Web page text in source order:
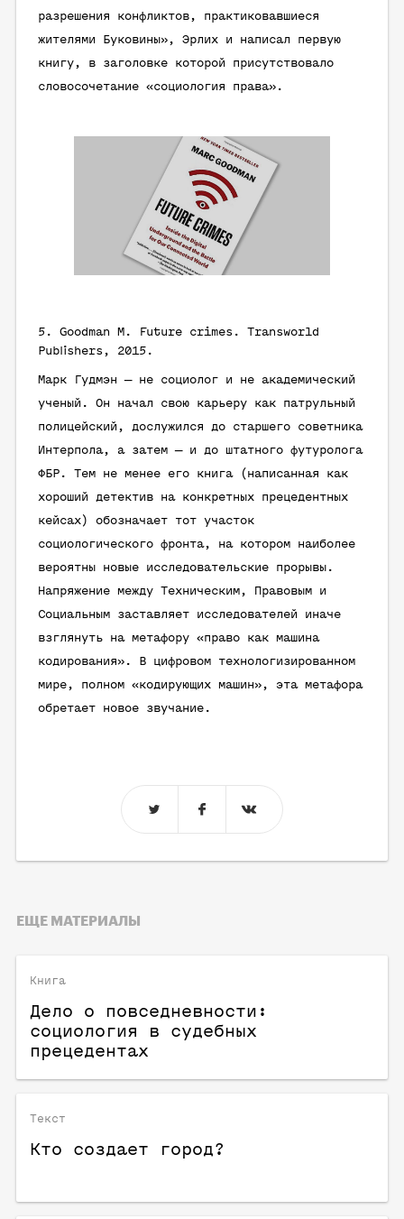
разрешения конфликтов, практиковавшиеся
жителями Буковины», Эрлих и написал первую
книгу, в заголовке которой присутствовало
словосочетание «социология права».
5. Goodman M.
Future crimes. Transworld
Publishers, 2015.
Марк Гудмэн — не социолог и не академический
ученый. Он начал свою карьеру как патрульный
полицейский, дослужился до старшего советника
Интерпола, а затем — и до штатного футуролога
ФБР. Тем не менее его книга (написанная как
хороший детектив на конкретных прецедентных
кейсах) обозначает тот участок
социологического фронта, на котором наиболее
вероятны новые исследовательские прорывы.
Напряжение между Техническим, Правовым и
Социальным заставляет исследователей иначе
взглянуть на метафору «право как машина
кодирования». В цифровом технологизированном
мире, полном «кодирующих машин», эта метафора
обретает новое звучание.
ЕЩЕ МАТЕРИАЛЫ
Книга
Дело о повседневности:
социология в судебных
прецедентах
Текст
Кто создает город?